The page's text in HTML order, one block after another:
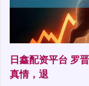
日鑫配资平台 罗
真情，退